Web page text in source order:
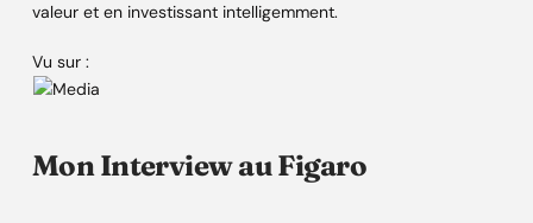
valeur et en investissant intelligemment.
Vu sur :
Mon Interview au Figaro